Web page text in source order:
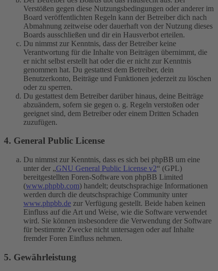
Verstößen gegen diese Nutzungsbedingungen oder anderer im
Board veröffentlichten Regeln kann der Betreiber dich nach
Abmahnung zeitweise oder dauerhaft von der Nutzung dieses
Boards ausschließen und dir ein Hausverbot erteilen.
Du nimmst zur Kenntnis, dass der Betreiber keine
Verantwortung für die Inhalte von Beiträgen übernimmt, die
er nicht selbst erstellt hat oder die er nicht zur Kenntnis
genommen hat. Du gestattest dem Betreiber, dein
Benutzerkonto, Beiträge und Funktionen jederzeit zu löschen
oder zu sperren.
Du gestattest dem Betreiber darüber hinaus, deine Beiträge
abzuändern, sofern sie gegen o. g. Regeln verstoßen oder
geeignet sind, dem Betreiber oder einem Dritten Schaden
zuzufügen.
4. General Public License
Du nimmst zur Kenntnis, dass es sich bei phpBB um eine
unter der „GNU General Public License v2“ (GPL)
bereitgestellten Foren-Software von phpBB Limited
(www.phpbb.com) handelt; deutschsprachige Informationen
werden durch die deutschsprachige Community unter
www.phpbb.de zur Verfügung gestellt. Beide haben keinen
Einfluss auf die Art und Weise, wie die Software verwendet
wird. Sie können insbesondere die Verwendung der Software
für bestimmte Zwecke nicht untersagen oder auf Inhalte
fremder Foren Einfluss nehmen.
5. Gewährleistung